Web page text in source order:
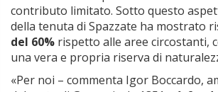
contributo limitato. Sotto questo
della tenuta di Spazzate ha mostrato
del 60% rispetto alle aree circostanti,
una vera e propria riserva di
«Per noi – commenta Igor Boccardo,